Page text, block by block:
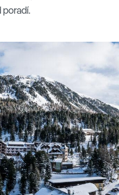
poradí.